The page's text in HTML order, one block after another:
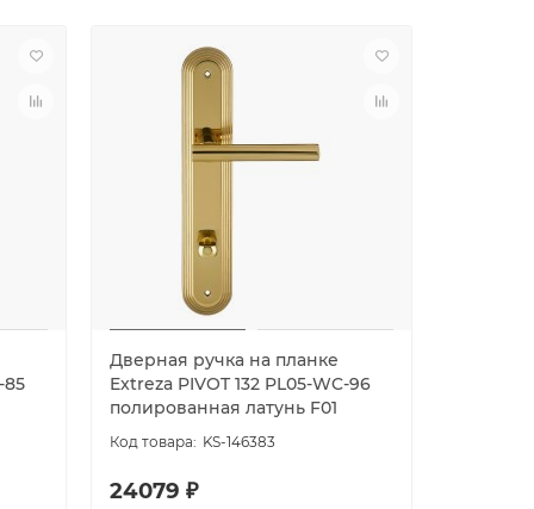
85
Дверная ручка на планке
Extreza PIVOT 132 PL05-WC-96
полированная латунь F01
KS-146383
24079 ₽